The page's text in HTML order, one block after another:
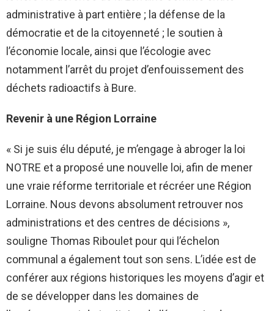
administrative à part entière ; la défense de la
démocratie et de la citoyenneté ; le soutien à
l’économie locale, ainsi que l’écologie avec
notamment l’arrêt du projet d’enfouissement des
déchets radioactifs à Bure.
Revenir à une Région Lorraine
« Si je suis élu député, je m’engage à abroger la loi
NOTRE et a proposé une nouvelle loi, afin de mener
une vraie réforme territoriale et récréer une Région
Lorraine. Nous devons absolument retrouver nos
administrations et des centres de décisions »,
souligne Thomas Riboulet pour qui l’échelon
communal a également tout son sens. L’idée est de
conférer aux régions historiques les moyens d’agir et
de se développer dans les domaines de